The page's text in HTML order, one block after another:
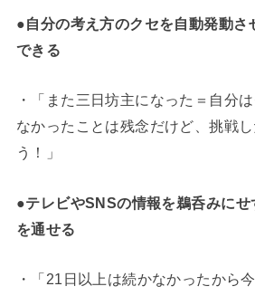
●自分の考え方のクセを自動発動さ
できる
・「また三日坊主になった＝自分
なかったことは残念だけど、挑戦
う！」
●テレビやSNSの情報を鵜呑みに
を通せる
・「21日以上は続かなかったから